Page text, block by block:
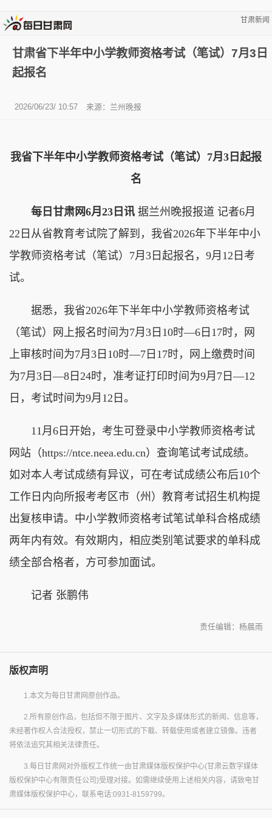
甘肃新闻
甘肃省下半年中小学教师资格考试（笔试）7月3日
起报名
2026/06/23/ 10:57 来源：兰州晚报
我省下半年中小学教师资格考试（笔试）7月3日起报
名
每日甘肃网6月23日讯 据兰州晚报报道 记者6月
22日从省教育考试院了解到，我省2026年下半年中小
学教师资格考试（笔试）7月3日起报名，9月12日考
试。
据悉，我省2026年下半年中小学教师资格考试
（笔试）网上报名时间为7月3日10时—6日17时，网
上审核时间为7月3日10时—7日17时，网上缴费时间
为7月3日—8日24时，准考证打印时间为9月7日—12
日，考试时间为9月12日。
11月6日开始，考生可登录中小学教师资格考试
网站（https://ntce.neea.edu.cn）查询笔试考试成绩。
如对本人考试成绩有异议，可在考试成绩公布后10个
工作日内向所报考考区市（州）教育考试招生机构提
出复核申请。中小学教师资格考试笔试单科合格成绩
两年内有效。有效期内，相应类别笔试要求的单科成
绩全部合格者，方可参加面试。
记者 张鹏伟
责任编辑：杨晨雨
版权声明
1.本文为每日甘肃网原创作品。
2.所有原创作品，包括但不限于图片、文字及多媒体形式的新闻、信息等，
未经著作权人合法授权，禁止一切形式的下载、转载使用或者建立镜像。违者
将依法追究其相关法律责任。
3.每日甘肃网对外版权工作统一由甘肃媒体版权保护中心(甘肃云数字媒体
版权保护中心有限责任公司)受理对接。如需继续使用上述相关内容，请致电甘
肃媒体版权保护中心，联系电话:0931-8159799。